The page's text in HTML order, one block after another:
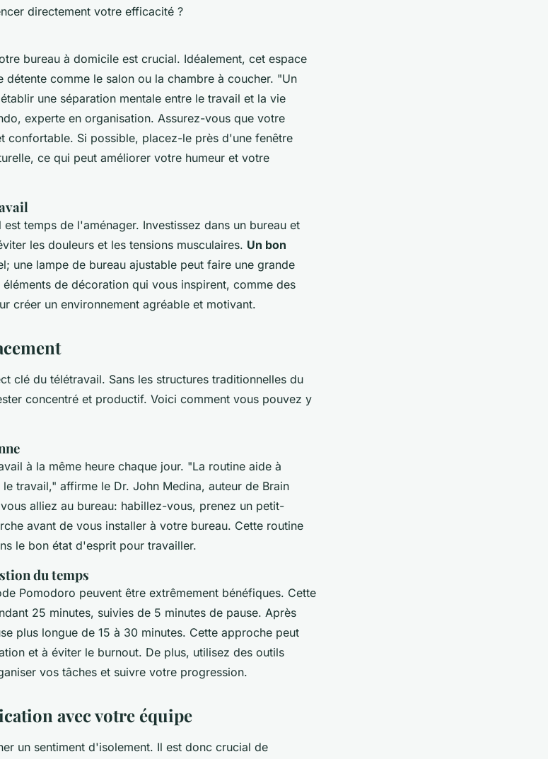
directement votre efficacité ?
bureau à domicile est crucial. Idéalement, cet espace
comme le salon ou la chambre à coucher. "Un
une séparation mentale entre le travail et la vie
experte en organisation. Assurez-vous que votre
confortable. Si possible, placez-le près d'une fenêtre
ce qui peut améliorer votre humeur et votre
temps de l'aménager. Investissez dans un bureau et
les douleurs et les tensions musculaires. Un bon
une lampe de bureau ajustable peut faire une grande
de décoration qui vous inspirent, comme des
créer un environnement agréable et motivant.
clé du télétravail. Sans les structures traditionnelles du
concentré et productif. Voici comment vous pouvez y
à la même heure chaque jour. "La routine aide à
travail," affirme le Dr. John Medina, auteur de Brain
alliez au bureau: habillez-vous, prenez un petit-
avant de vous installer à votre bureau. Cette routine
le bon état d'esprit pour travailler.
du temps
Pomodoro peuvent être extrêmement bénéfiques. Cette
25 minutes, suivies de 5 minutes de pause. Après
plus longue de 15 à 30 minutes. Cette approche peut
et à éviter le burnout. De plus, utilisez des outils
vos tâches et suivre votre progression.
avec votre équipe
un sentiment d'isolement. Il est donc crucial de